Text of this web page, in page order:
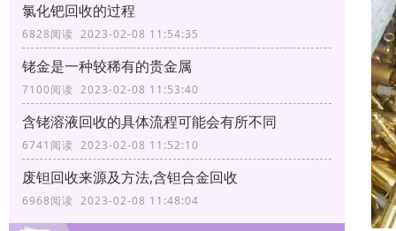
氯化钯回收的过程
6828阅读 2023-02-08 11:54:35
铑金是一种较稀有的贵金属
7100阅读 2023-02-08 11:53:40
含铑溶液回收的具体流程可能会有所不同
6741阅读 2023-02-08 11:52:10
废钽回收来源及方法,含钽合金回收
6968阅读 2023-02-08 11:48:04